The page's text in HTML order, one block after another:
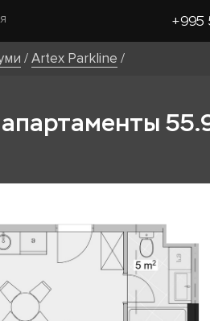
+995
/Artex Parkline /